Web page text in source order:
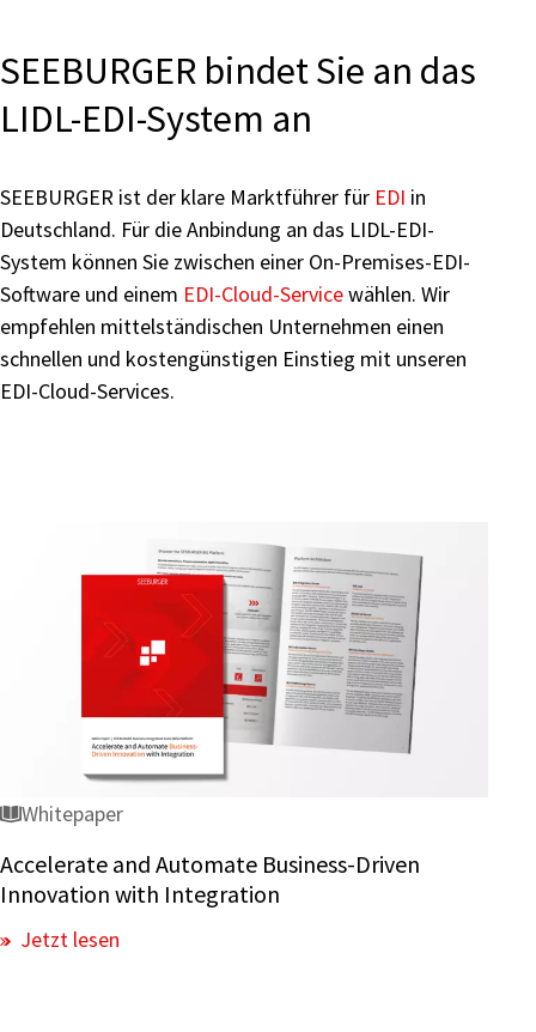
SEEBURGER bindet Sie an das
LIDL-EDI-System an
SEEBURGER ist der klare Marktführer für EDI in
Deutschland. Für die Anbindung an das LIDL-EDI-
System können Sie zwischen einer On-Premises-EDI-
Software und einem EDI-Cloud-Servicewählen. Wir
empfehlen mittelständischen Unternehmen einen
schnellen und kostengünstigen Einstieg mit unseren
EDI-Cloud-Services.
Whitepaper
Accelerate and Automate Business-Driven
Innovation with Integration
Jetzt lesen